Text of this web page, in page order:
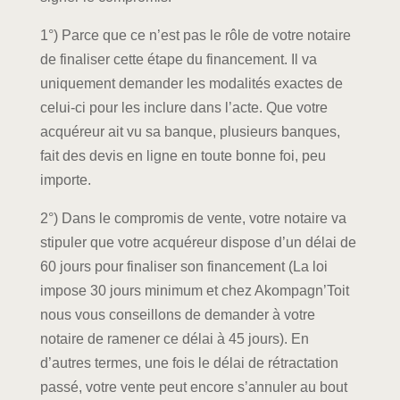
1°) Parce que ce n’est pas le rôle de votre notaire
de finaliser cette étape du financement. Il va
uniquement demander les modalités exactes de
celui-ci pour les inclure dans l’acte. Que votre
acquéreur ait vu sa banque, plusieurs banques,
fait des devis en ligne en toute bonne foi, peu
importe.
2°) Dans le compromis de vente, votre notaire va
stipuler que votre acquéreur dispose d’un délai de
60 jours pour finaliser son financement (La loi
impose 30 jours minimum et chez Akompagn’Toit
nous vous conseillons de demander à votre
notaire de ramener ce délai à 45 jours). En
d’autres termes, une fois le délai de rétractation
passé, votre vente peut encore s’annuler au bout